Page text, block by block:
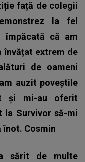
față de colegii
la fel
împăcată că am
învățat extrem de
de oameni
auzit poveștile
și mi-au oferit
la Survivor să-mi
înot. Cosmin
sărit de multe